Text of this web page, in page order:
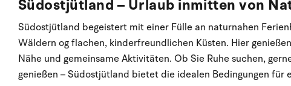
Südostjütland – Urlaub inmitten von
Südostjütland begeistert mit einer Fülle an naturnahen
Wäldern og flachen, kinderfreundlichen Küsten. Hier
Nähe und gemeinsame Aktivitäten. Ob Sie Ruhe suchen,
genießen – Südostjütland bietet die idealen Bedingungen für